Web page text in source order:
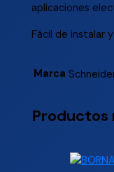
aplicaciones
Fácil de instalar
Marca
Productos